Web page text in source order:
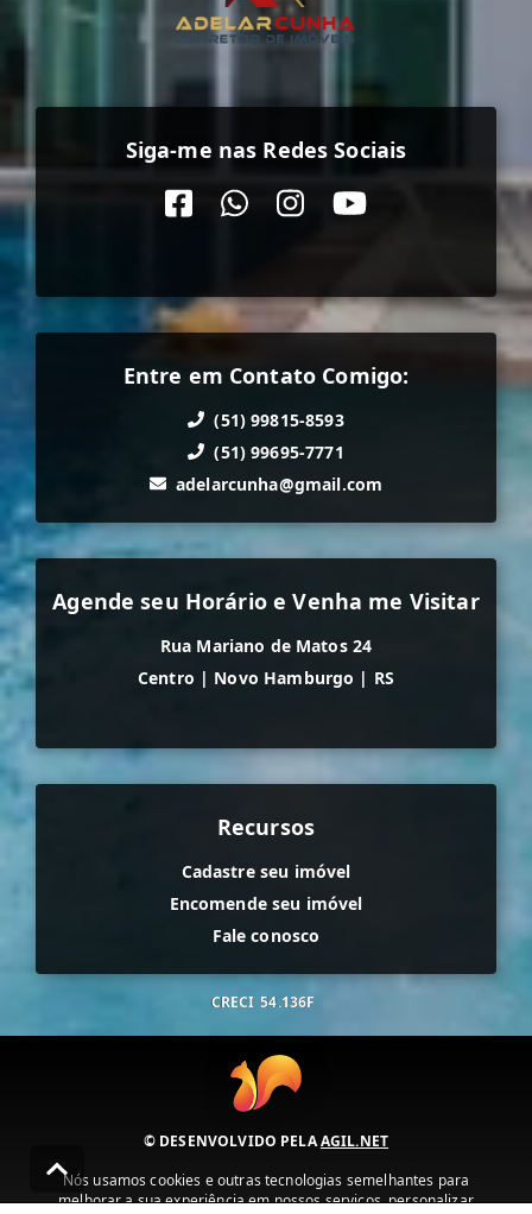
Siga-me nas Redes Sociais
Entre em Contato Comigo:
(51) 99815-8593
(51) 99695-7771
adelarcunha@gmail.com
Agende seu Horário e Venha me Visitar
Rua Mariano de Matos 24
Centro | Novo Hamburgo | RS
Recursos
Cadastre seu imóvel
Encomende seu imóvel
Fale conosco
CRECI 54.136F
© DESENVOLVIDO PELAAGIL.NET
Nós usamos cookies e outras tecnologias semelhantes para
melhorar a sua experiência em nossos serviços, personalizar